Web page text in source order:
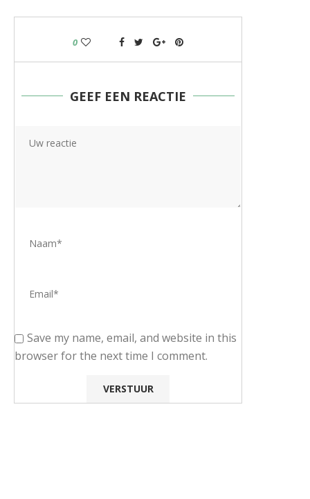
0
GEEF EEN REACTIE
Save my name, email, and website in this
browser for the next time I comment.